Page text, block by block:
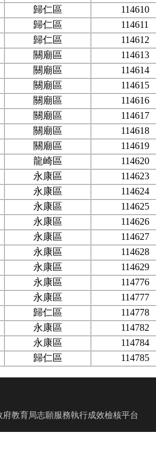
歸仁區 114610
歸仁區 114611
歸仁區 114612
關廟區 114613
關廟區 114614
關廟區 114615
關廟區 114616
關廟區 114617
關廟區 114618
關廟區 114619
龍崎區 114620
永康區 114623
永康區 114624
永康區 114625
永康區 114626
永康區 114627
永康區 114628
永康區 114629
永康區 114776
永康區 114777
歸仁區 114778
永康區 114782
永康區 114784
歸仁區 114785
府教育局志願服務執行成效檢核平台